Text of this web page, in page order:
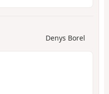
Denys Borel